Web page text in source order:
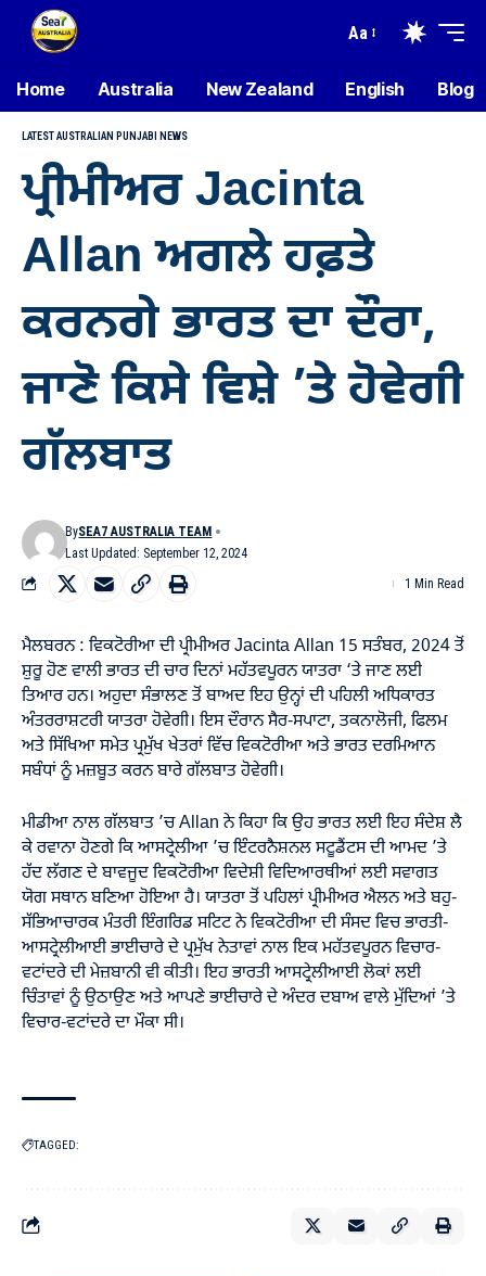
Aa
Home Australia New Zealand English Blog
LATEST AUSTRALIAN PUNJABI NEWS
ਪ੍ਰੀਮੀਅਰ Jacinta
Allan ਅਗਲੇ ਹਫ਼ਤੇ
ਕਰਨਗੇ ਭਾਰਤ ਦਾ ਦੌਰਾ,
ਜਾਣੋ ਕਿਸੇ ਵਿਸ਼ੇ ’ਤੇ ਹੋਵੇਗੀ
ਗੱਲਬਾਤ
Last Updated: September 12, 2024
BySEA7 AUSTRALIA TEAM
1 Min Read
ਮੈਲਬਰਨ : ਵਿਕਟੋਰੀਆ ਦੀ ਪ੍ਰੀਮੀਅਰ Jacinta Allan 15 ਸਤੰਬਰ, 2024 ਤੋਂ
ਸ਼ੁਰੂ ਹੋਣ ਵਾਲੀ ਭਾਰਤ ਦੀ ਚਾਰ ਦਿਨਾਂ ਮਹੱਤਵਪੂਰਨ ਯਾਤਰਾ ‘ਤੇ ਜਾਣ ਲਈ
ਤਿਆਰ ਹਨ। ਅਹੁਦਾ ਸੰਭਾਲਣ ਤੋਂ ਬਾਅਦ ਇਹ ਉਨ੍ਹਾਂ ਦੀ ਪਹਿਲੀ ਅਧਿਕਾਰਤ
ਅੰਤਰਰਾਸ਼ਟਰੀ ਯਾਤਰਾ ਹੋਵੇਗੀ। ਇਸ ਦੌਰਾਨ ਸੈਰ-ਸਪਾਟਾ, ਤਕਨਾਲੋਜੀ, ਫਿਲਮ
ਅਤੇ ਸਿੱਖਿਆ ਸਮੇਤ ਪ੍ਰਮੁੱਖ ਖੇਤਰਾਂ ਵਿੱਚ ਵਿਕਟੋਰੀਆ ਅਤੇ ਭਾਰਤ ਦਰਮਿਆਨ
ਸਬੰਧਾਂ ਨੂੰ ਮਜ਼ਬੂਤ ਕਰਨ ਬਾਰੇ ਗੱਲਬਾਤ ਹੋਵੇਗੀ।
ਮੀਡੀਆ ਨਾਲ ਗੱਲਬਾਤ ’ਚ Allan ਨੇ ਕਿਹਾ ਕਿ ਉਹ ਭਾਰਤ ਲਈ ਇਹ ਸੰਦੇਸ਼ ਲੈ
ਕੇ ਰਵਾਨਾ ਹੋਣਗੇ ਕਿ ਆਸਟ੍ਰੇਲੀਆ ’ਚ ਇੰਟਰਨੈਸ਼ਨਲ ਸਟੂਡੈਂਟਸ ਦੀ ਆਮਦ ’ਤੇ
ਹੱਦ ਲੱਗਣ ਦੇ ਬਾਵਜੂਦ ਵਿਕਟੋਰੀਆ ਵਿਦੇਸ਼ੀ ਵਿਦਿਆਰਥੀਆਂ ਲਈ ਸਵਾਗਤ
ਯੋਗ ਸਥਾਨ ਬਣਿਆ ਹੋਇਆ ਹੈ। ਯਾਤਰਾ ਤੋਂ ਪਹਿਲਾਂ ਪ੍ਰੀਮੀਅਰ ਐਲਨ ਅਤੇ ਬਹੁ-
ਸੱਭਿਆਚਾਰਕ ਮੰਤਰੀ ਇੰਗਰਿਡ ਸਟਿਟ ਨੇ ਵਿਕਟੋਰੀਆ ਦੀ ਸੰਸਦ ਵਿਚ ਭਾਰਤੀ-
ਆਸਟ੍ਰੇਲੀਆਈ ਭਾਈਚਾਰੇ ਦੇ ਪ੍ਰਮੁੱਖ ਨੇਤਾਵਾਂ ਨਾਲ ਇਕ ਮਹੱਤਵਪੂਰਨ ਵਿਚਾਰ-
ਵਟਾਂਦਰੇ ਦੀ ਮੇਜ਼ਬਾਨੀ ਵੀ ਕੀਤੀ। ਇਹ ਭਾਰਤੀ ਆਸਟ੍ਰੇਲੀਆਈ ਲੋਕਾਂ ਲਈ
ਚਿੰਤਾਵਾਂ ਨੂੰ ਉਠਾਉਣ ਅਤੇ ਆਪਣੇ ਭਾਈਚਾਰੇ ਦੇ ਅੰਦਰ ਦਬਾਅ ਵਾਲੇ ਮੁੱਦਿਆਂ ’ਤੇ
ਵਿਚਾਰ-ਵਟਾਂਦਰੇ ਦਾ ਮੌਕਾ ਸੀ।
TAGGED: